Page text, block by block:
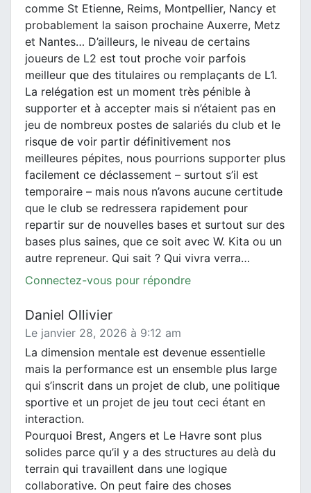
comme St Etienne, Reims, Montpellier, Nancy et
probablement la saison prochaine Auxerre, Metz
et Nantes… D’ailleurs, le niveau de certains
joueurs de L2 est tout proche voir parfois
meilleur que des titulaires ou remplaçants de L1.
La relégation est un moment très pénible à
supporter et à accepter mais si n’étaient pas en
jeu de nombreux postes de salariés du club et le
risque de voir partir définitivement nos
meilleures pépites, nous pourrions supporter plus
facilement ce déclassement – surtout s’il est
temporaire – mais nous n’avons aucune certitude
que le club se redressera rapidement pour
repartir sur de nouvelles bases et surtout sur des
bases plus saines, que ce soit avec W. Kita ou un
autre repreneur. Qui sait ? Qui vivra verra…
Connectez-vous pour répondre
Daniel Ollivier
Le janvier 28, 2026 à 9:12 am
La dimension mentale est devenue essentielle
mais la performance est un ensemble plus large
qui s’inscrit dans un projet de club, une politique
sportive et un projet de jeu tout ceci étant en
interaction.
Pourquoi Brest, Angers et Le Havre sont plus
solides parce qu’il y a des structures au delà du
terrain qui travaillent dans une logique
collaborative. On peut faire des choses